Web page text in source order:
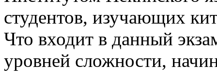
студентов, изучающих
Что входит в данный
уровней сложности,